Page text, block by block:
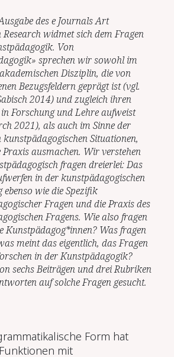
des e Journals Art
widmet sich dem Fragen
Von
sprechen wir sowohl im
Disziplin, die von
Bezugsfeldern geprägt ist (vgl.
2014) und zugleich ihren
Forschung und Lehre aufweist
2021), als auch im Sinne der
Situationen,
Praxis ausmachen. Wir verstehen
fragen dreierlei: Das
in der kunstpädagogischen
ebenso wie die Spezifik
Fragen und die Praxis des
Fragens. Wie also fragen
Kunstpädagog*innen? Was fragen
meint das eigentlich, das Fragen
in der Kunstpädagogik?
sechs Beiträgen und drei Rubriken
auf solche Fragen gesucht.
Form hat
mit